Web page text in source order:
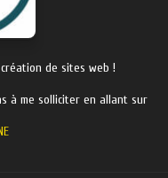
de sites web !
à me solliciter en allant sur